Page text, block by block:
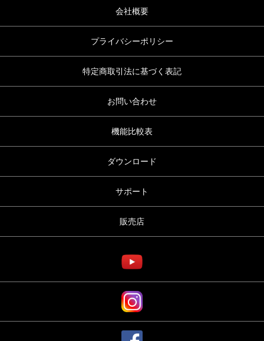
会社概要
プライバシーポリシー
特定商取引法に基づく表記
お問い合わせ
機能比較表
ダウンロード
サポート
販売店